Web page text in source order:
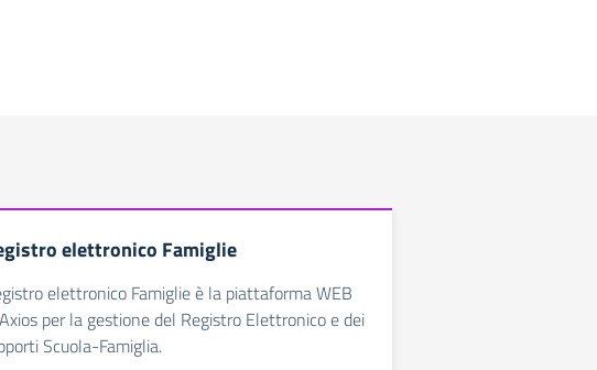
elettronico Famiglie
elettronico Famiglie è la piattaforma WEB
per la gestione del Registro Elettronico e dei
Scuola-Famiglia.